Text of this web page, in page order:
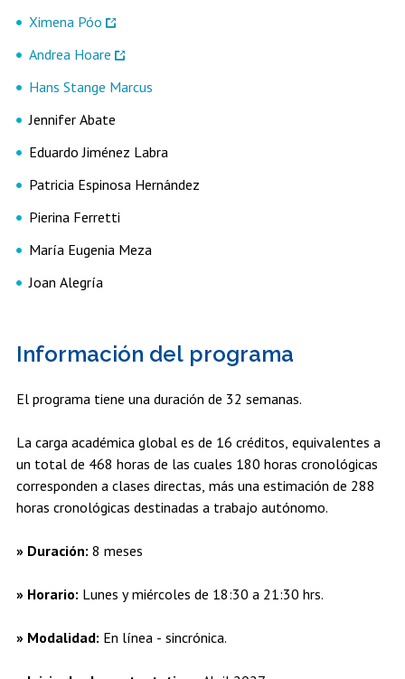
Ximena Póo
Andrea Hoare
Hans Stange Marcus
Jennifer Abate
Eduardo Jiménez Labra
Patricia Espinosa Hernández
Pierina Ferretti
María Eugenia Meza
Joan Alegría
Información del programa
El programa tiene una duración de 32 semanas.
La carga académica global es de 16 créditos, equivalentes a
un total de 468 horas de las cuales 180 horas cronológicas
corresponden a clases directas, más una estimación de 288
horas cronológicas destinadas a trabajo autónomo.
» Duración: 8 meses
» Horario: Lunes y miércoles de 18:30 a 21:30 hrs.
» Modalidad: En línea - sincrónica.